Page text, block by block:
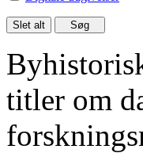
titler om